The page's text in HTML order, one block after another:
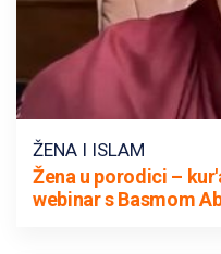
ŽENA I ISLAM
Žena u porodici –
webinar s Basmom